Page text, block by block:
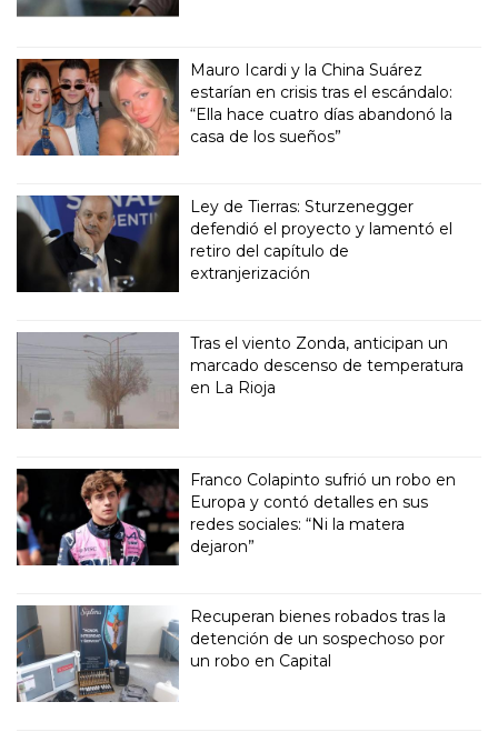
Mauro Icardi y la China Suárez
estarían en crisis tras el escándalo:
“Ella hace cuatro días abandonó la
casa de los sueños”
Ley de Tierras: Sturzenegger
defendió el proyecto y lamentó el
retiro del capítulo de
extranjerización
Tras el viento Zonda, anticipan un
marcado descenso de temperatura
en La Rioja
Franco Colapinto sufrió un robo en
Europa y contó detalles en sus
redes sociales: “Ni la matera
dejaron”
Recuperan bienes robados tras la
detención de un sospechoso por
un robo en Capital